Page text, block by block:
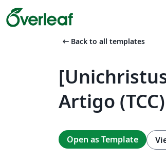
arrow_left_alt Back to all templates
Artigo (TCC)
Open as Template